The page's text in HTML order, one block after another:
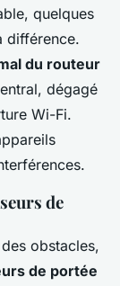
quelques
différence.
du routeur
dégagé
Wi-Fi.
de
obstacles,
de portée